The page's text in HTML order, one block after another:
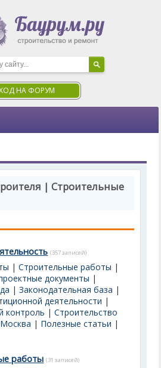
НА ФОРУМ
| Строительные
(357 записей)
|Строительные работы |
документы |
|Законодательная база |
деятельности |
контроль |Строительство
| Полезные статьи |
работы (31 записей)